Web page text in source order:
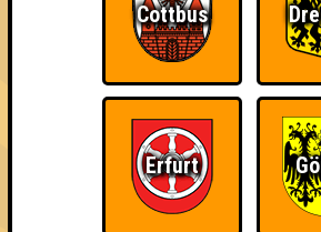
QUIZLABOR Halle #100
100 · 09.07.2026 · Hollys Big Bar
Punkte Angemeldete Teams
Cottbus
Erfurt